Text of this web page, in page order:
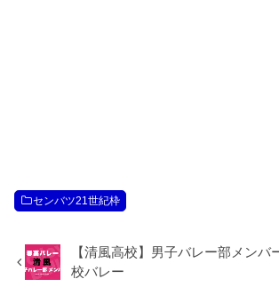
センバツ21世紀枠
【清風高校】男子バレー部メンバ
校バレー